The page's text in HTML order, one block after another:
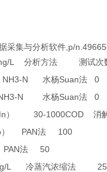
采集与分析软件,p/
L 分析方法 测试次
N 水杨Suan法 0
N 水杨Suan法 0
） 30-1000COD 消
） PAN法 100
法 50
L 冷蒸汽浓缩法 25